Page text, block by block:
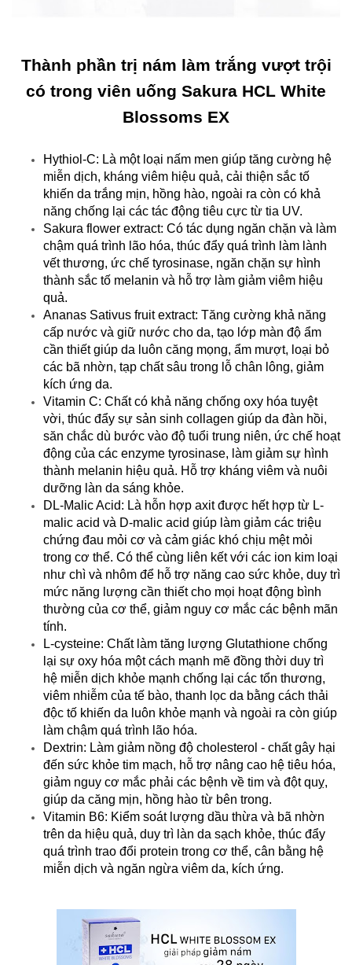
Thành phần trị nám làm trắng vượt trội
có trong viên uống Sakura HCL White
Blossoms EX
Hythiol-C: Là một loại nấm men giúp tăng cường hệ
miễn dịch, kháng viêm hiệu quả, cải thiện sắc tố
khiến da trắng mịn, hồng hào, ngoài ra còn có khả
năng chống lại các tác động tiêu cực từ tia UV.
Sakura flower extract: Có tác dụng ngăn chặn và làm
chậm quá trình lão hóa, thúc đẩy quá trình làm lành
vết thương, ức chế tyrosinase, ngăn chặn sự hình
thành sắc tố melanin và hỗ trợ làm giảm viêm hiệu
quả.
Ananas Sativus fruit extract: Tăng cường khả năng
cấp nước và giữ nước cho da, tạo lớp màn độ ẩm
cần thiết giúp da luôn căng mọng, ẩm mượt, loại bỏ
các bã nhờn, tạp chất sâu trong lỗ chân lông, giảm
kích ứng da.
Vitamin C: Chất có khả năng chống oxy hóa tuyệt
vời, thúc đẩy sự sản sinh collagen giúp da đàn hồi,
săn chắc dù bước vào độ tuổi trung niên, ức chế hoạt
động của các enzyme tyrosinase, làm giảm sự hình
thành melanin hiệu quả. Hỗ trợ kháng viêm và nuôi
dưỡng làn da sáng khỏe.
DL-Malic Acid: Là hỗn hợp axit được hết hợp từ L-
malic acid và D-malic acid giúp làm giảm các triệu
chứng đau mỏi cơ và cảm giác khó chịu mệt mỏi
trong cơ thể. Có thể cùng liên kết với các ion kim loại
như chì và nhôm để hỗ trợ năng cao sức khỏe, duy trì
mức năng lượng cần thiết cho mọi hoạt động bình
thường của cơ thể, giảm nguy cơ mắc các bệnh mãn
tính.
L-cysteine: Chất làm tăng lượng Glutathione chống
lại sự oxy hóa một cách mạnh mẽ đồng thời duy trì
hệ miễn dịch khỏe mạnh chống lại các tổn thương,
viêm nhiễm của tế bào, thanh lọc da bằng cách thải
độc tố khiến da luôn khỏe mạnh và ngoài ra còn giúp
làm chậm quá trình lão hóa.
Dextrin: Làm giảm nồng độ cholesterol - chất gây hại
đến sức khỏe tim mạch, hỗ trợ nâng cao hệ tiêu hóa,
giảm nguy cơ mắc phải các bệnh về tim và đột quỵ,
giúp da căng mịn, hồng hào từ bên trong.
Vitamin B6: Kiểm soát lượng dầu thừa và bã nhờn
trên da hiệu quả, duy trì làn da sạch khỏe, thúc đẩy
quá trình trao đổi protein trong cơ thể, cân bằng hệ
miễn dịch và ngăn ngừa viêm da, kích ứng.